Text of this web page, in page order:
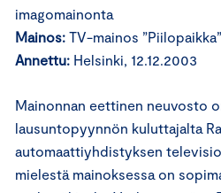
imagomainonta
Mainos: TV-mainos ”Piilopaikka”
Annettu: Helsinki, 12.12.2003
Mainonnan eettinen neuvosto
lausuntopyynnön kuluttajalta
automaattiyhdistyksen
mielestä mainoksessa on